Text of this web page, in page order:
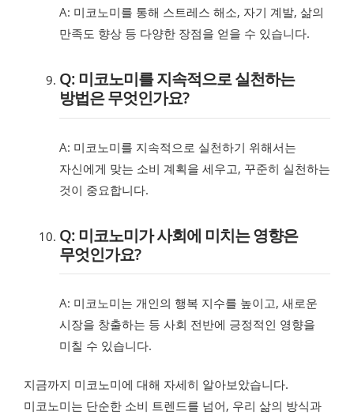
A: 미코노미를 통해 스트레스 해소, 자기 계발, 삶의
만족도 향상 등 다양한 장점을 얻을 수 있습니다.
Q: 미코노미를 지속적으로 실천하는
방법은 무엇인가요?
A: 미코노미를 지속적으로 실천하기 위해서는
자신에게 맞는 소비 계획을 세우고, 꾸준히 실천하는
것이 중요합니다.
Q: 미코노미가 사회에 미치는 영향은
무엇인가요?
A: 미코노미는 개인의 행복 지수를 높이고, 새로운
시장을 창출하는 등 사회 전반에 긍정적인 영향을
미칠 수 있습니다.
지금까지 미코노미에 대해 자세히 알아보았습니다.
미코노미는 단순한 소비 트렌드를 넘어, 우리 삶의 방식과